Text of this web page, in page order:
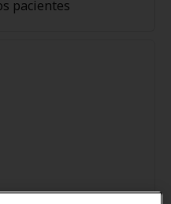
pacientes